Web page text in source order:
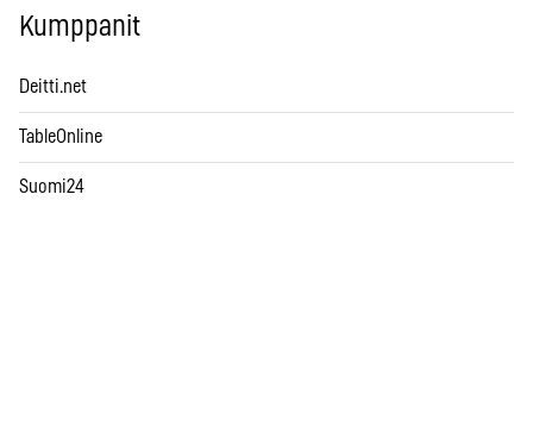
Kumppanit
Deitti.net
TableOnline
Suomi24